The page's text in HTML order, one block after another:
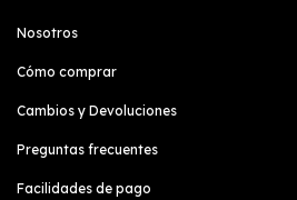
Nosotros
Cómo comprar
Cambios y Devoluciones
Preguntas frecuentes
Facilidades de pago